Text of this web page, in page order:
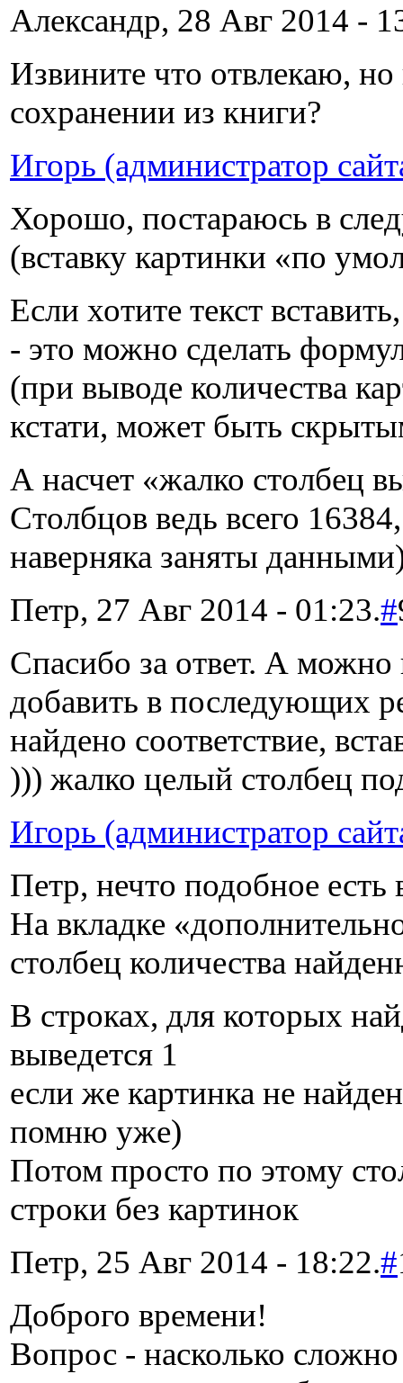
Александр, 28 Авг 2014 -
Извините что отвлекаю,
сохранении из книги?
Игорь (администратор
Хорошо, постараюсь в
(вставку картинки «по
Если хотите текст
- это можно сделать
(при выводе количества
кстати, может быть
А насчет «жалко столбец
Столбцов ведь всего
наверняка заняты
Петр, 27 Авг 2014 - 01:23.#
Спасибо за ответ. А можно
добавить в последующих
найдено соответствие,
))) жалко целый столбец
Игорь (администратор
Петр, нечто подобное есть
На вкладке
столбец количества
В строках, для которых
выведется 1
если же картинка не
помню уже)
Потом просто по этому
строки без картинок
Петр, 25 Авг 2014 - 18:22.#
Доброго времени!
Вопрос - насколько